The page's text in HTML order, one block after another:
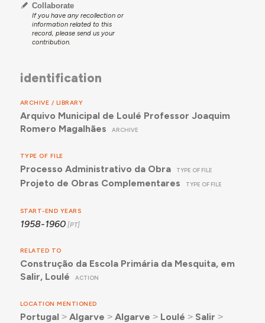
Collaborate
If you have any recollection or
information related to this
record, please send us your
contribution.
identification
ARCHIVE / LIBRARY
Arquivo Municipal de Loulé Professor Joaquim
Romero Magalhães
ARCHIVE
TYPE OF FILE
Processo Administrativo da Obra TYPE OF FILE
Projeto de Obras Complementares TYPE OF FILE
START-END YEARS
1958-1960
RELATED TO
Construção da Escola Primária da Mesquita, em
Salir, Loulé
ACTION
LOCATION MENTIONED
Portugal ˃ Algarve ˃ Algarve ˃ Loulé ˃ Salir ˃